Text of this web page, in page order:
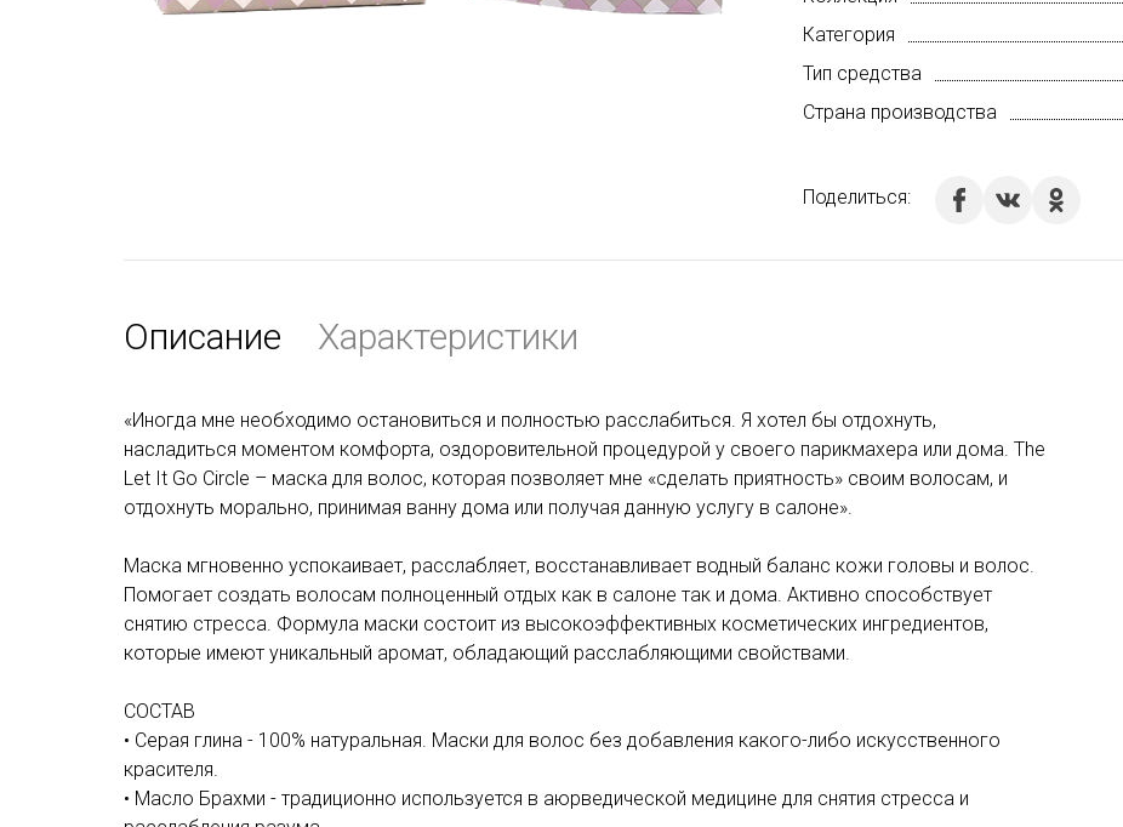
Категория
Тип средства
Страна производства
Поделиться:
Описание Характеристики
«Иногда мне необходимо остановиться и полностью расслабиться. Я хотел бы отдохнуть,
насладиться моментом комфорта, оздоровительной процедурой у своего парикмахера или дома. The
Let It Go Circle – маска для волос, которая позволяет мне «сделать приятность» своим волосам, и
отдохнуть морально, принимая ванну дома или получая данную услугу в салоне».
Маска мгновенно успокаивает, расслабляет, восстанавливает водный баланс кожи головы и волос.
Помогает создать волосам полноценный отдых как в салоне так и дома. Активно способствует
снятию стресса. Формула маски состоит из высокоэффективных косметических ингредиентов,
которые имеют уникальный аромат, обладающий расслабляющими свойствами.
СОСТАВ
• Серая глина - 100% натуральная. Маски для волос без добавления какого-либо искусственного
красителя.
• Масло Брахми - традиционно используется в аюрведической медицине для снятия стресса и